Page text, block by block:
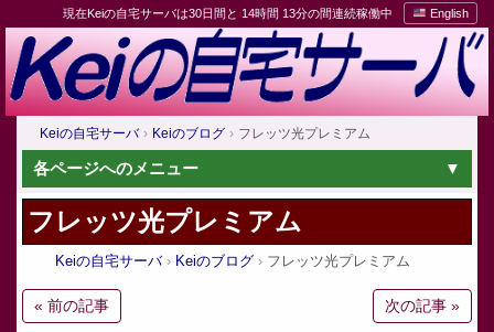
現在Keiの自宅サーバは30日間と 14時間 13分の間連続稼働中 English
Keiの自宅サーバ Keiのブログ フレッツ光プレミアム
各ページへのメニュー
フレッツ光プレミアム
Keiの自宅サーバ Keiのブログ フレッツ光プレミアム
« 前の記事 次の記事 »